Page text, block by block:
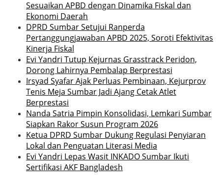
Sesuaikan APBD dengan Dinamika Fiskal dan
Ekonomi Daerah
DPRD Sumbar Setujui Ranperda
Pertanggungjawaban APBD 2025, Soroti Efektivitas
Kinerja Fiskal
Evi Yandri Tutup Kejurnas Grasstrack Peridon,
Dorong Lahirnya Pembalap Berprestasi
Irsyad Syafar Ajak Perluas Pembinaan, Kejurprov
Tenis Meja Sumbar Jadi Ajang Cetak Atlet
Berprestasi
Nanda Satria Pimpin Konsolidasi, Lemkari Sumbar
Siapkan Rakor Susun Program 2026
Ketua DPRD Sumbar Dukung Regulasi Penyiaran
Lokal dan Penguatan Literasi Media
Evi Yandri Lepas Wasit INKADO Sumbar Ikuti
Sertifikasi AKF Bangladesh